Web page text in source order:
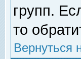
групп.
то
Вернуться